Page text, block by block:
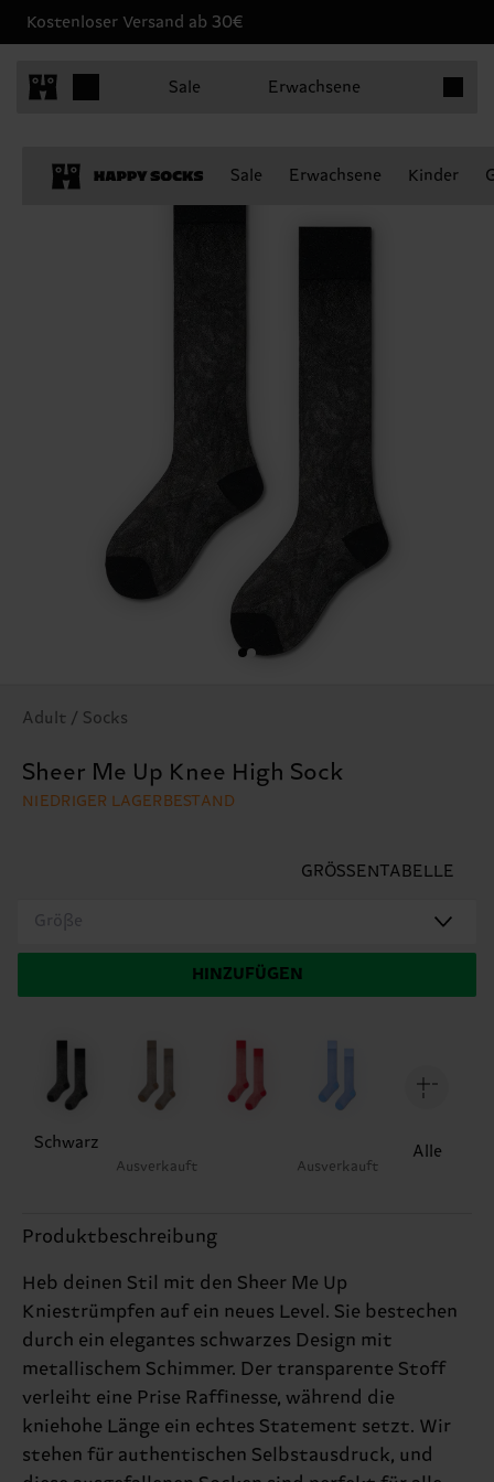
Kostenloser Versand ab 30€
Sale Erwachsene
Sale Erwachsene Kinder
Adult / Socks
Sheer Me Up Knee High Sock
NIEDRIGER LAGERBESTAND
GRÖSSENTABELLE
Größe
HINZUFÜGEN
Schwarz
Ausverkauft Ausverkauft
Alle
Produktbeschreibung
Heb deinen Stil mit den Sheer Me Up
Kniestrümpfen auf ein neues Level. Sie bestechen
durch ein elegantes schwarzes Design mit
metallischem Schimmer. Der transparente Stoff
verleiht eine Prise Raffinesse, während die
kniehohe Länge ein echtes Statement setzt. Wir
stehen für authentischen Selbstausdruck, und